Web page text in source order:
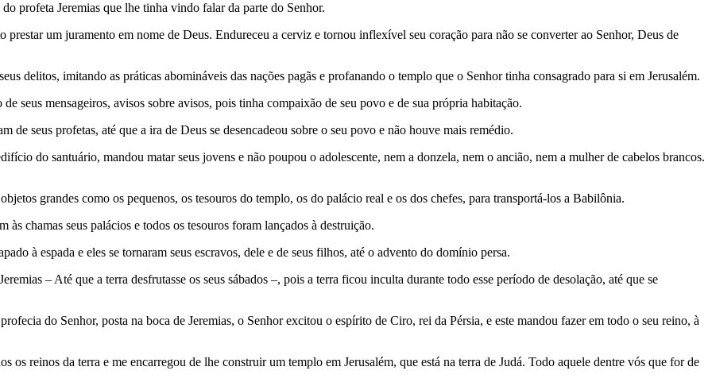
profeta Jeremias que lhe tinha vindo falar da parte do Senhor.
um juramento em nome de Deus. Endureceu a cerviz e tornou inflexível seu coração para não se converter ao Senhor, Deus de
delitos, imitando as práticas abomináveis das nações pagãs e profanando o templo que o Senhor tinha consagrado para si em Jerusalém.
seus mensageiros, avisos sobre avisos, pois tinha compaixão de seu povo e de sua própria habitação.
de seus profetas, até que a ira de Deus se desencadeou sobre o seu povo e não houve mais remédio.
do santuário, mandou matar seus jovens e não poupou o adolescente, nem a don­zela, nem o ancião, nem a mulher de cabelos brancos.
grandes como os pequenos, os tesouros do templo, os do palácio real e os dos chefes, para transportá-los a Babilônia.
chamas seus palácios e todos os tesouros foram lançados à destruição.
à espada e eles se tornaram seus escravos, dele e de seus filhos, até o advento do domínio persa.
– Até que a terra desfrutasse os seus sábados –, pois a terra ficou inculta durante todo esse período de desolação, até que se
do Senhor, posta na boca de Jeremias, o Senhor excitou o espírito de Ciro, rei da Pérsia, e este mandou fazer em todo o seu reino, à
os reinos da terra e me encarregou de lhe construir um templo em Jerusalém, que está na terra de Judá. Todo aquele dentre vós que for de